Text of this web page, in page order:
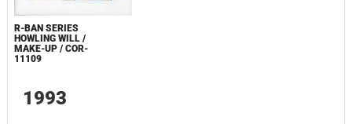
R-BAN SERIES
HOWLING WILL /
MAKE-UP / COR-
11109
1993